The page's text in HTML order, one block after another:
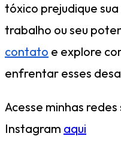
tóxico prejudique
trabalho ou seu
contato e explore
enfrentar esses
Acesse minhas redes
Instagram aqui